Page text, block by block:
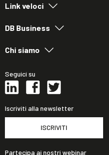
Link veloci
DB Business
Chi siamo
Seguici su
Iscriviti alla newsletter
ISCRIVITI
Partecipa ai nostri webinar